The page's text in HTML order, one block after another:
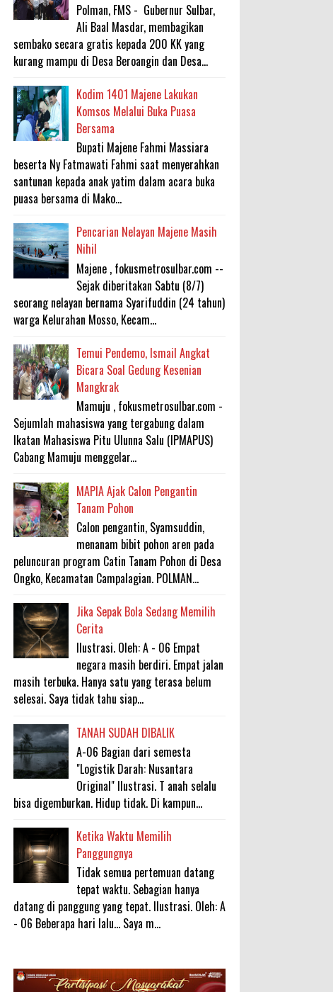
Polman, FMS - Gubernur Sulbar,
Ali Baal Masdar, membagikan
sembako secara gratis kepada 200 KK yang
kurang mampu di Desa Beroangin dan Desa...
Kodim 1401 Majene Lakukan
Komsos Melalui Buka Puasa
Bersama
Bupati Majene Fahmi Massiara
beserta Ny Fatmawati Fahmi saat menyerahkan
santunan kepada anak yatim dalam acara buka
puasa bersama di Mako...
Pencarian Nelayan Majene Masih
Nihil
Majene , fokusmetrosulbar.com --
Sejak diberitakan Sabtu (8/7)
seorang nelayan bernama Syarifuddin (24 tahun)
warga Kelurahan Mosso, Kecam...
Temui Pendemo, Ismail Angkat
Bicara Soal Gedung Kesenian
Mangkrak
Mamuju , fokusmetrosulbar.com -
Sejumlah mahasiswa yang tergabung dalam
Ikatan Mahasiswa Pitu Ulunna Salu (IPMAPUS)
Cabang Mamuju menggelar...
MAPIA Ajak Calon Pengantin
Tanam Pohon
Calon pengantin, Syamsuddin,
menanam bibit pohon aren pada
peluncuran program Catin Tanam Pohon di Desa
Ongko, Kecamatan Campalagian. POLMAN...
Jika Sepak Bola Sedang Memilih
Cerita
Ilustrasi. Oleh: A - 06 Empat
negara masih berdiri. Empat jalan
masih terbuka. Hanya satu yang terasa belum
selesai. Saya tidak tahu siap...
TANAH SUDAH DIBALIK
A-06 Bagian dari semesta
"Logistik Darah: Nusantara
Original" Ilustrasi. T anah selalu
bisa digemburkan. Hidup tidak. Di kampun...
Ketika Waktu Memilih
Panggungnya
Tidak semua pertemuan datang
tepat waktu. Sebagian hanya
datang di panggung yang tepat. Ilustrasi. Oleh: A
- 06 Beberapa hari lalu... Saya m...